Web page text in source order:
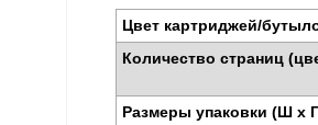
Цвет картриджей/
Количество страниц
Размеры упаковки (Ш x